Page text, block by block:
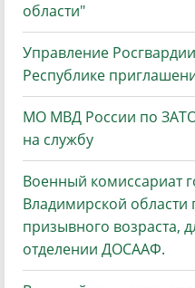
области"
Управление
Республике
МО МВД России по
на службу
Военный комиссариат
Владимирской области
призывного возраста,
отделении ДОСААФ.